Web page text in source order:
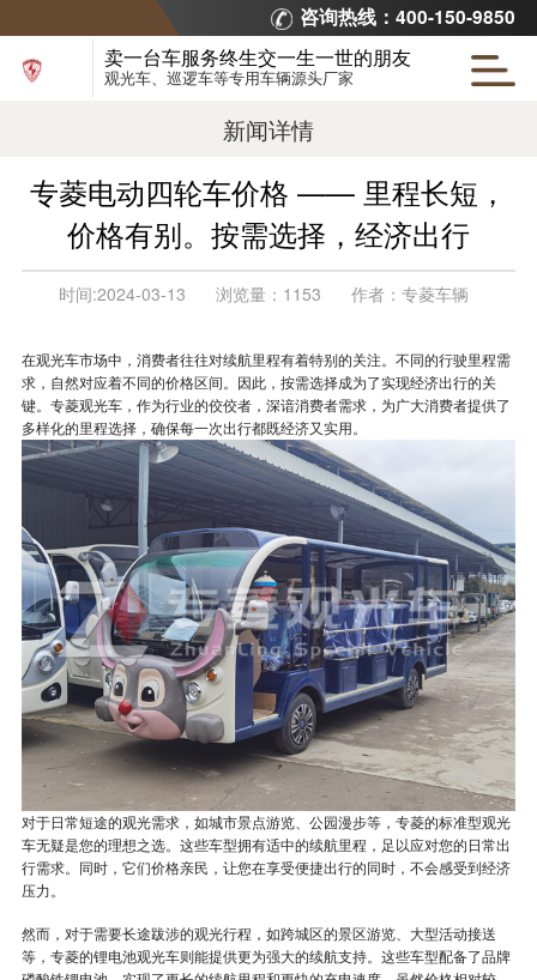
咨询热线：400-150-9850
卖一台车服务终生交一生一世的朋友
观光车、巡逻车等专用车辆源头厂家
新闻详情
专菱电动四轮车价格 —— 里程长短，
价格有别。按需选择，经济出行
时间:2024-03-13 浏览量： 1153 作者： 专菱车辆
在观光车市场中，消费者往往对续航里程有着特别的关注。不同的行驶里程需
求，自然对应着不同的价格区间。因此，按需选择成为了实现经济出行的关
键。专菱观光车，作为行业的佼佼者，深谙消费者需求，为广大消费者提供了
多样化的里程选择，确保每一次出行都既经济又实用。
对于日常短途的观光需求，如城市景点游览、公园漫步等，专菱的标准型观光
车无疑是您的理想之选。这些车型拥有适中的续航里程，足以应对您的日常出
行需求。同时，它们价格亲民，让您在享受便捷出行的同时，不会感受到经济
压力。
然而，对于需要长途跋涉的观光行程，如跨城区的景区游览、大型活动接送
等，专菱的锂电池观光车则能提供更为强大的续航支持。这些车型配备了品牌